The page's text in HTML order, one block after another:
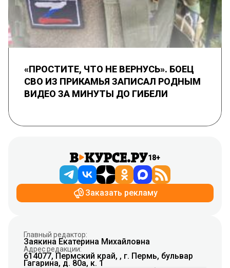
«ПРОСТИТЕ, ЧТО НЕ ВЕРНУСЬ». БОЕЦ
СВО ИЗ ПРИКАМЬЯ ЗАПИСАЛ РОДНЫМ
ВИДЕО ЗА МИНУТЫ ДО ГИБЕЛИ
18+
Заказать рекламу
Главный редактор:
Заякина Екатерина Михайловна
Адрес редакции:
614077, Пермский край, , г. Пермь, бульвар
Гагарина, д. 80а, к. 1